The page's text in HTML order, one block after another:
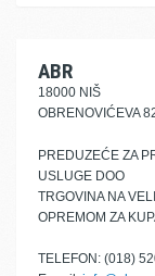
ABR
18000 NIŠ
OBRENOVIĆEVA
PREDUZEĆE ZA
USLUGE DOO
TRGOVINA NA
OPREMOM ZA
TELEFON: (018)